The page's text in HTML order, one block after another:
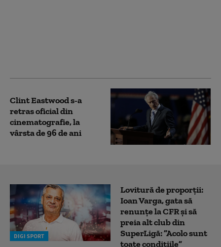
Clint Eastwood s-a
retras oficial din
cinematografie, la
vârsta de 96 de ani
DIGI SPORT
Lovitură de proporții:
Ioan Varga, gata să
renunțe la CFR și să
preia alt club din
SuperLigă: ”Acolo sunt
toate condițiile”